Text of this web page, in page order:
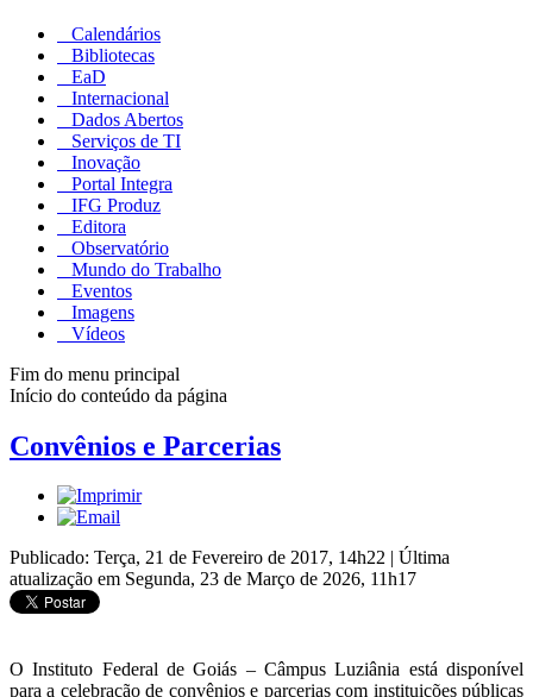
Calendários
Bibliotecas
EaD
Internacional
Dados Abertos
Serviços de TI
Inovação
Portal Integra
IFG Produz
Editora
Observatório
Mundo do Trabalho
Eventos
Imagens
Vídeos
Fim do menu principal
Início do conteúdo da página
Convênios e Parcerias
Publicado: Terça, 21 de Fevereiro de 2017, 14h22 | Última
atualização em Segunda, 23 de Março de 2026, 11h17
O Instituto Federal de Goiás – Câmpus Luziânia está disponível
para a celebração de convênios e parcerias com instituições públicas